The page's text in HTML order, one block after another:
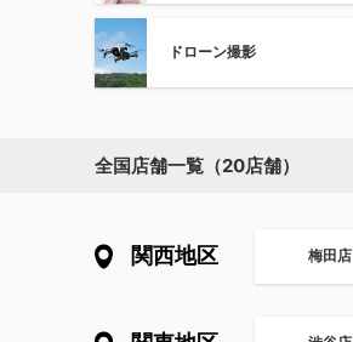
ドローン撮影
全国店舗一覧（20店舗）
関西地区 梅田店